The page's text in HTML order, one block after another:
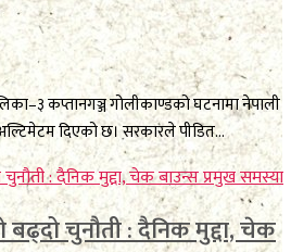
कप्तानगञ्ज गोलीकाण्डको घटनामा नेपाली
दिएको छ। सरकारले पीडित...
चुनौती : दैनिक मुद्दा, चेक